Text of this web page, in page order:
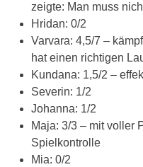
zeigte: Man muss
Hridan: 0/2
Varvara: 4,5/7 –
hat einen richtigen
Kundana: 1,5/2 –
Severin: 1/2
Johanna: 1/2
Maja: 3/3 – mit voller
Spielkontrolle
Mia: 0/2